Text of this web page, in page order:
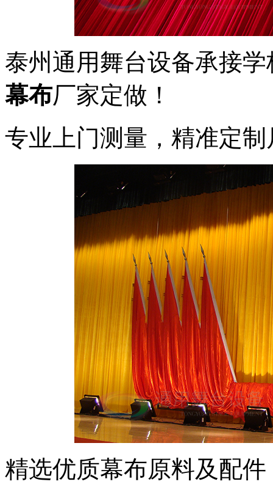
泰州通用舞台设备承接
幕布厂家定做！
专业上门测量，精准定制
精选优质幕布原料及配